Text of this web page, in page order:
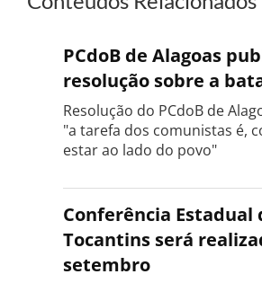
PCdoB de Alagoas
resolução sobre a
Resolução do PCdoB de
"a tarefa dos comunistas é,
estar ao lado do povo"
Conferência Estadual
Tocantins será
setembro